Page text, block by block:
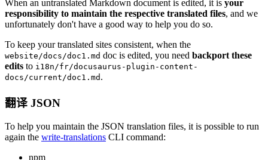
When an untranslated Markdown document is edited, it is your
responsibility to maintain the respective translated files, and we
unfortunately don't have a good way to help you do so.
To keep your translated sites consistent, when the
website/docs/doc1.md doc is edited, you need backport these
edits to i18n/fr/docusaurus-plugin-content-
docs/current/doc1.md .
翻译 JSON
To help you maintain the JSON translation files, it is possible to run
again the write-translations CLI command:
npm